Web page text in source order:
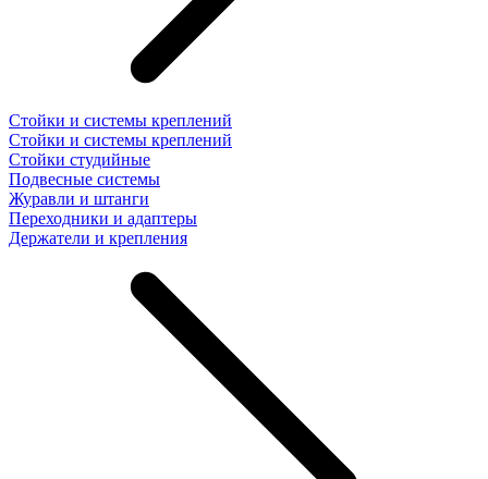
Стойки и системы креплений
Стойки и системы креплений
Стойки студийные
Подвесные системы
Журавли и штанги
Переходники и адаптеры
Держатели и крепления